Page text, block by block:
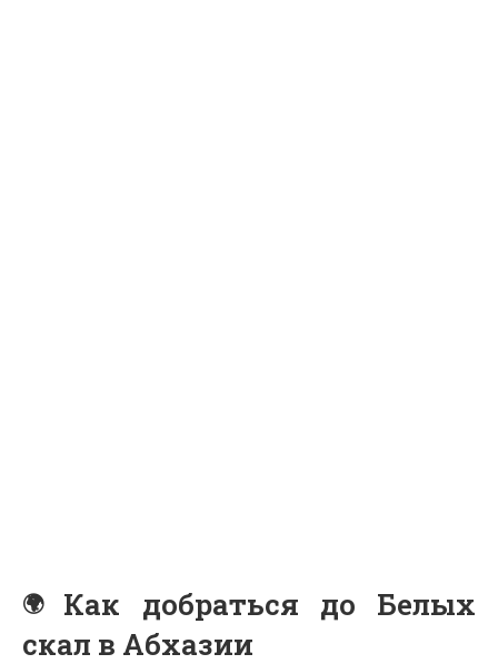
Как добраться до Белых
скал в Абхазии